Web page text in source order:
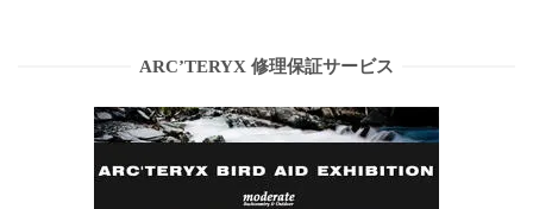
ARC’TERYX 修理保証サービス